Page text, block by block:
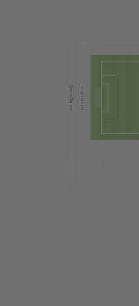
Sandy Lane End
Covered Terrace